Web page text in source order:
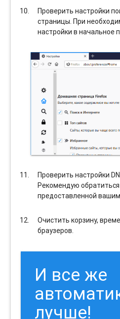
Проверить настройки
страницы. При
настройки в начальное
Проверить настройки
Рекомендую
предоставленной
Очистить корзину,
браузеров.
И все же
лучше!